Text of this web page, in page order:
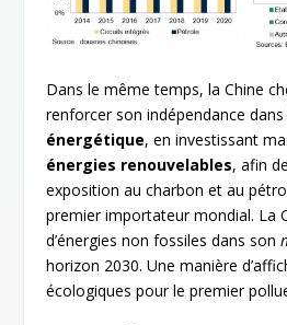
Dans le même temps, la Chine
renforcer son indépendance dans
énergétique, en investissant
énergies renouvelables, afin
exposition au charbon et au
premier importateur mondial. La
d’énergies non fossiles dans son
horizon 2030. Une manière
écologiques pour le premier